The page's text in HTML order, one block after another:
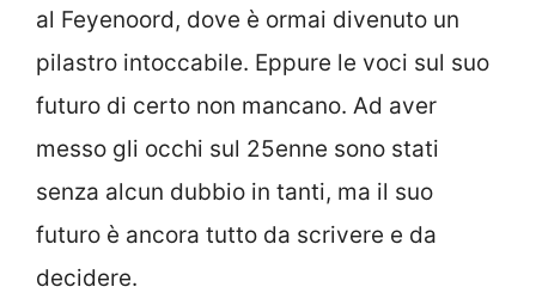
al Feyenoord, dove è ormai divenuto un
pilastro intoccabile. Eppure le voci sul suo
futuro di certo non mancano. Ad aver
messo gli occhi sul 25enne sono stati
senza alcun dubbio in tanti, ma il suo
futuro è ancora tutto da scrivere e da
decidere.